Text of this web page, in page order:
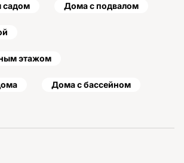
садом Дома с подвалом
этажом
Дома с бассейном